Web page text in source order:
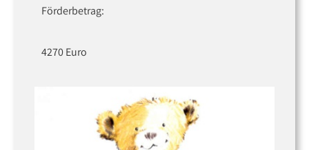
Förderbetrag:
4270 Euro